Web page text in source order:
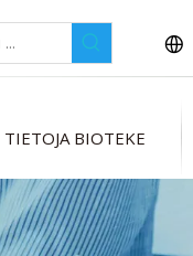
TIETOJA BIOTEKE